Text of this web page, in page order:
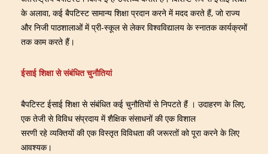
के अलावा, कई बैपटिस्ट सामान्य शिक्षा प्रदान करने में मदद करते हैं, जो राज्य
और निजी पाठशालाओं में प्री-स्कूल से लेकर विश्वविद्यालय के स्नातक कार्यक्रमों
तक काम करते हैं।
ईसाई शिक्षा से संबंधित चुनौतियां
बैपटिस्ट ईसाई शिक्षा से संबंधित कई चुनौतियों से निपटते हैं । उदाहरण के लिए,
एक तेजी से विविध संप्रदाय में शैक्षिक संसाधनों की एक विशाल
सरणी रहे व्यक्तियों की एक विस्तृत विविधता की जरूरतों को पूरा करने के लिए
आवश्यक।